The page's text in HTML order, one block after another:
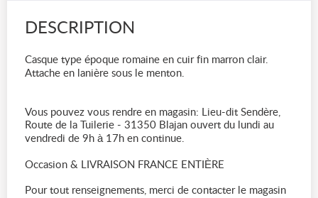
DESCRIPTION
Casque type époque romaine en cuir fin marron clair.
Attache en lanière sous le menton.
Vous pouvez vous rendre en magasin: Lieu-dit Sendère,
Route de la Tuilerie - 31350 Blajan ouvert du lundi au
vendredi de 9h à 17h en continue.
Occasion & LIVRAISON FRANCE ENTIÈRE
Pour tout renseignements, merci de contacter le magasin